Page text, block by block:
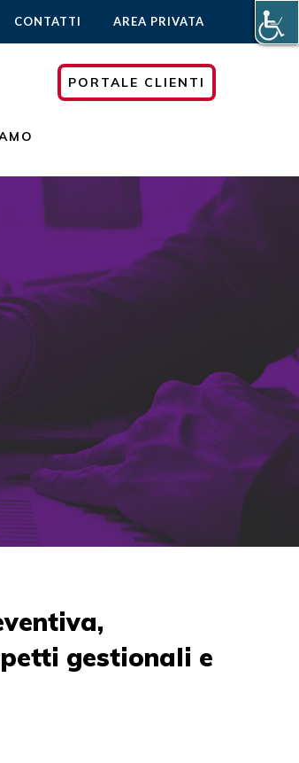
CONTATTI AREA PRIVATA
PORTALE CLIENTI
gestionali e